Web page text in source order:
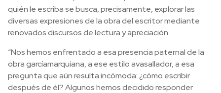
quién le escriba se busca, precisamente, explorar las
diversas expresiones de la obra del escritor mediante
renovados discursos de lectura y apreciación.
“Nos hemos enfrentado a esa presencia paternal de la
obra garcíamarquiana, a ese estilo avasallador, a esa
pregunta que aún resulta incómoda: ¿cómo escribir
después de él? Algunos hemos decidido responder